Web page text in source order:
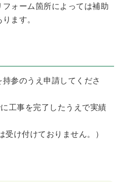
ォーム箇所によっては補助
ます。
参のうえ申請してくださ
工事を完了したうえで実績
受け付けておりません。）